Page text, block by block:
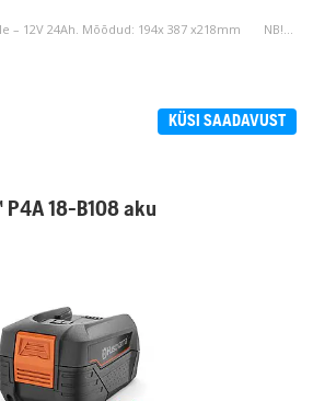
– 12V 24Ah. Mõõdud: 194x 387 x218mm NB!...
KÜSI SAADAVUST
P4A 18-B108 aku